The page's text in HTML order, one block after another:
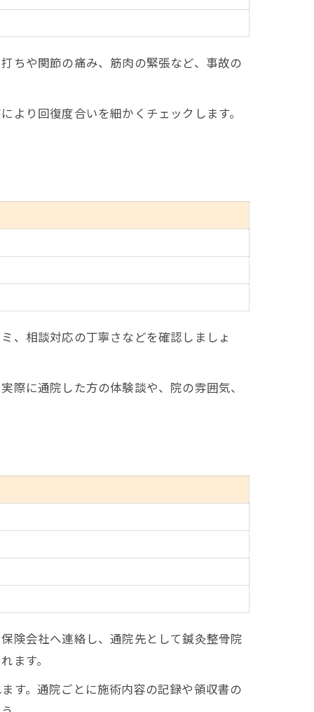
ちや関節の痛み、筋肉の緊張など、事故の
り回復度合いを細かくチェックします。
、相談対応の丁寧さなどを確認しましょ
に通院した方の体験談や、院の雰囲気、
険会社へ連絡し、通院先として鍼灸整骨院
ます。
す。通院ごとに施術内容の記録や領収書の